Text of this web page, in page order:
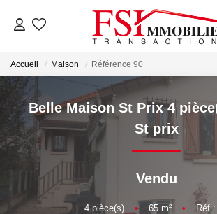
NOTRE AGENCE
Notre Équipe
VENTES
LOCATIONS
Accueil Maison Référence 90
Belle Maison St Prix 4
St prix
Vendu
4 pièce(s) • 65 m² • Réf